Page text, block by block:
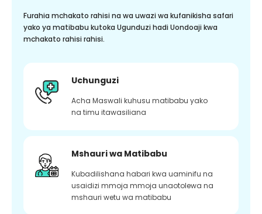
Furahia mchakato rahisi na wa uwazi wa kufanikisha safari
yako ya matibabu kutoka Ugunduzi hadi Uondoaji kwa
mchakato rahisi rahisi.
Uchunguzi
Acha Maswali kuhusu matibabu yako
na timu itawasiliana
Mshauri wa Matibabu
Kubadilishana habari kwa uaminifu na
usaidizi mmoja mmoja unaotolewa na
mshauri wetu wa matibabu